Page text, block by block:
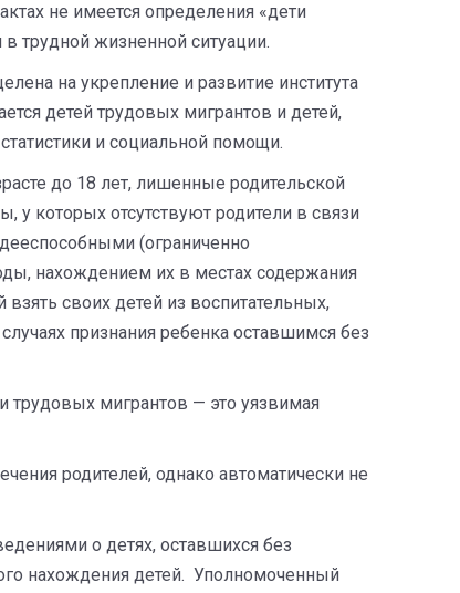
не имеется определения «дети
трудной жизненной ситуации.
на укрепление и развитие института
детей трудовых мигрантов и детей,
и социальной помощи.
до 18 лет, лишенные родительской
у которых отсутствуют родители в связи
(ограниченно
нахождением их в местах содержания
своих детей из воспитательных,
признания ребенка оставшимся без
трудовых мигрантов — это уязвимая
родителей, однако автоматически не
о детях, оставшихся без
нахождения детей. Уполномоченный